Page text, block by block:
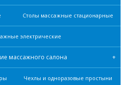
Столы массажные стационарные
электрические
массажного салона
Чехлы и одноразовые простыни